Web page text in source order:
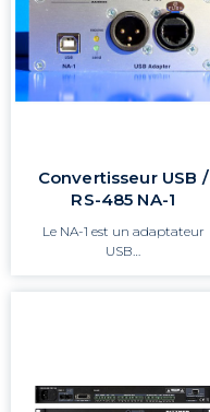
Convertisseur USB /
RS-485 NA-1
Le NA-1 est un adaptateur
USB…